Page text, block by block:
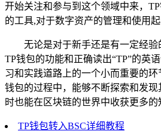
开始关注和参与到这个领域中来，
的工具,对于数字资产的管理和使用起
无论是对于新手还是有一定经
TP钱包的功能和正确读出“TP”的英
习和实践道路上的一个小而重要的
钱包的过程中，能够不断探索和发现
时也能在区块链的世界中收获更多的
TP钱包转入BSC详细教程